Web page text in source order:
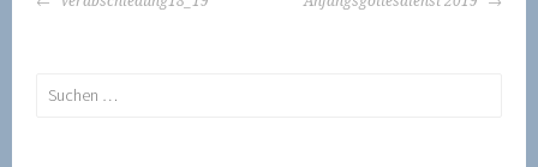
Suchen